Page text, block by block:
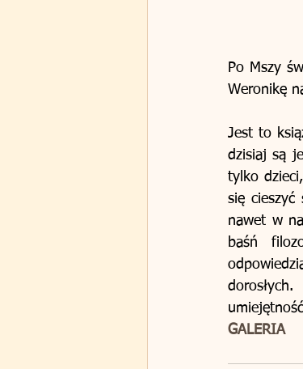
Po Mszy
Weronikę
Jest to
dzisiaj są
tylko
się cieszyć
nawet w
baśń
GALERIA